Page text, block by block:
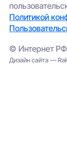
Политикой
© Интернет
Дизайн сайта —